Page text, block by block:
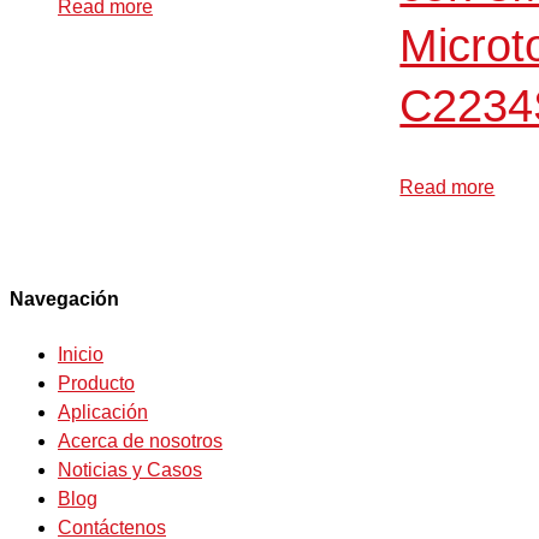
Read more
Read more
Navegación
Inicio
Producto
Aplicación
Acerca de nosotros
Noticias y Casos
Blog
Contáctenos